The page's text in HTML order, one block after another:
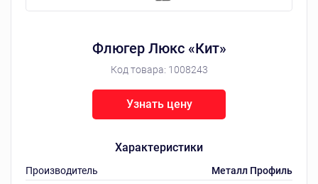
Флюгер Люкс «Кит»
Код товара: 1008243
Характеристики
Производитель Металл Профиль
Узнать цену